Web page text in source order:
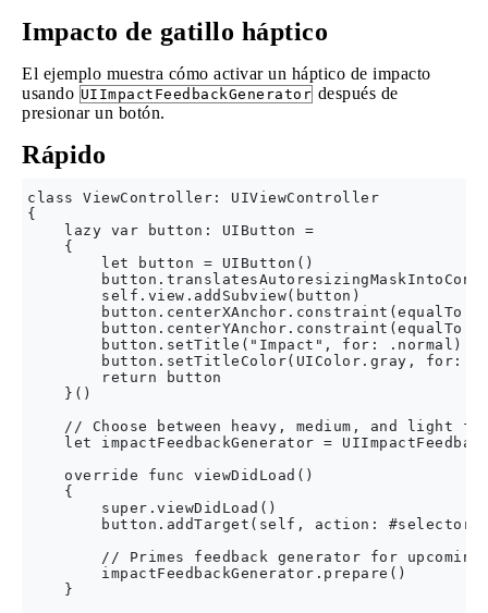
Impacto de gatillo háptico
El ejemplo muestra cómo activar un háptico de impacto
usando UIImpactFeedbackGenerator después de
presionar un botón.
Rápido
class ViewController: UIViewController
{
    lazy var button: UIButton =
    {
        let button = UIButton()
        self.view.addSubview(button)
button.centerXAnchor.constraint(equalTo:
button.centerYAnchor.constraint(equalTo:
        button.setTitle("Impact", for: .normal)
button.setTitleColor(UIColor.gray, for:
        return button
    }()
// Choose between heavy, medium, and light
let impactFeedbackGenerator =
    override func viewDidLoad()
    {
        super.viewDidLoad()
button.addTarget(self, action:
// Primes feedback generator for
        impactFeedbackGenerator.prepare()
    }